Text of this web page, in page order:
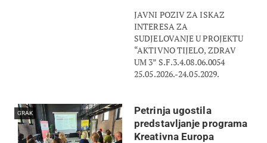
JAVNI POZIV ZA ISKAZ
INTERESA ZA
SUDJELOVANJE U PROJEKTU
“AKTIVNO TIJELO, ZDRAV
UM 3” S.F.3.4.08.06.0054
25.05.2026.-24.05.2029.
GRAK
Petrinja ugostila
predstavljanje programa
Kreativna Europa